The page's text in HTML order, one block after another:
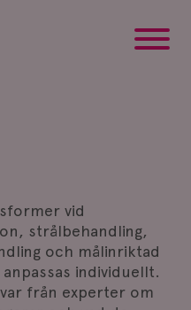
vid
strålbehandling,
och målinriktad
individuellt.
från experter om